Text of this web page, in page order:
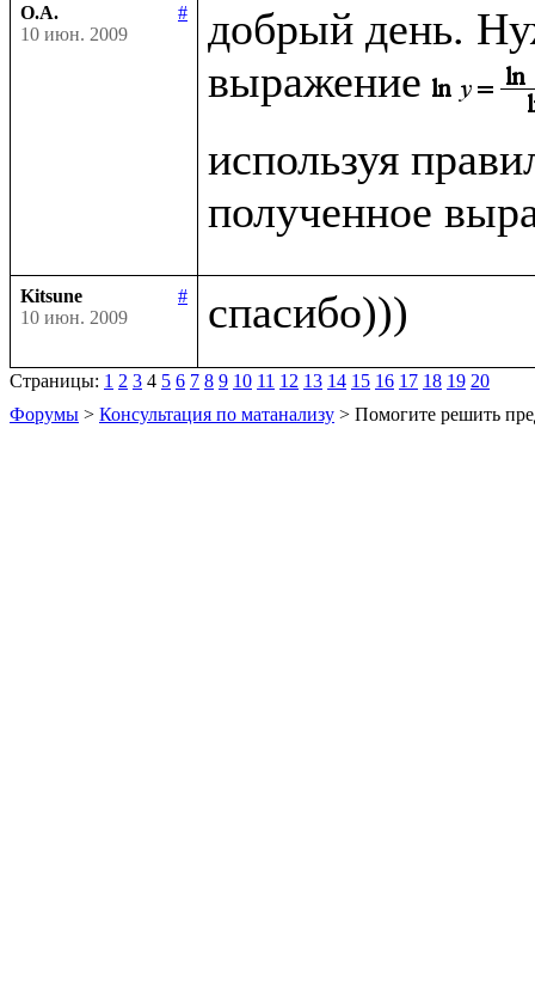
О.А.
#
10 июн. 2009
добрый день.
выражение
используя
полученное
Kitsune
#
10 июн. 2009
Страницы: 1 2 3 4 5 6 7 8 9 10 11 12 13 14 15 16 17 18 19 20
Форумы > Консультация по матанализу > Помогите решить